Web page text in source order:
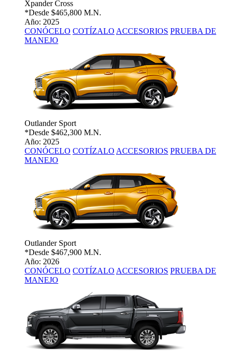
Xpander Cross
*Desde $465,800 M.N.
Año: 2025
CONÓCELO COTÍZALO ACCESORIOS PRUEBA DE
MANEJO
Outlander Sport
*Desde $462,300 M.N.
Año: 2025
CONÓCELO COTÍZALO ACCESORIOS PRUEBA DE
MANEJO
Outlander Sport
*Desde $467,900 M.N.
Año: 2026
CONÓCELO COTÍZALO ACCESORIOS PRUEBA DE
MANEJO